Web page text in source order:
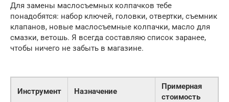
Для замены маслосъемных колпачков тебе
понадобятся: набор ключей, головки, отвертки, съемник
клапанов, новые маслосъемные колпачки, масло для
смазки, ветошь. Я всегда составляю список заранее,
чтобы ничего не забыть в магазине.
Инструмент Назначение
Примерная
стоимость